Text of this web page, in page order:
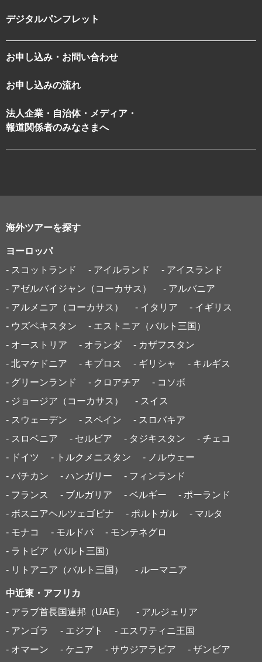
デジタルパンフレット
お申し込み・お問い合わせ
お申し込みの流れ
法人企業・自治体・メディア・
報道関係者のみなさまへ
海外ツアーを探す
ヨーロッパ
- スコットランド
- アイルランド
- アイスランド
- アゼルバイジャン（コーカサス）
- アルバニア
- アルメニア（コーカサス）
- イタリア
- イギリス
- ウズベキスタン
- エストニア（バルト三国）
- オーストリア
- オランダ
- カザフスタン
- 北マケドニア
- キプロス - ギリシャ
- キルギス
- グリーンランド
- クロアチア
- コソボ
- ジョージア（コーカサス）
- スイス
- スウェーデン
- スペイン
- スロバキア
- スロベニア
- セルビア - タジキスタン
- チェコ
- ドイツ
- トルクメニスタン
- ノルウェー
- バチカン
- ハンガリー
- フィンランド
- フランス
- ブルガリア - ベルギー
- ポーランド
- ボスニアヘルツェゴビナ
- ポルトガル
- マルタ
- モナコ
- モルドバ
- モンテネグロ
- ラトビア（バルト三国）
- リトアニア（バルト三国）
- ルーマニア
中近東・アフリカ
- アラブ首長国連邦（UAE）
- アルジェリア
- アンゴラ
- エジプト
- エスワティニ王国
- オマーン
- ケニア - サウジアラビア
- ザンビア